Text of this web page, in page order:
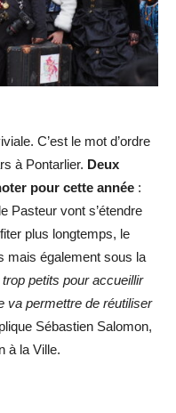
C’est le mot d’ordre
à Pontarlier. Deux
pour cette année :
Pasteur vont s’étendre
plus longtemps, le
mais également sous la
petits pour accueillir
va permettre de réutiliser
Sébastien Salomon,
à la Ville.